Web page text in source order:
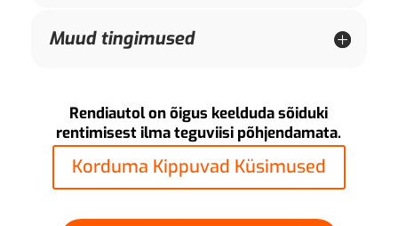
Muud tingimused
Rendiautol on õigus keelduda sõiduki
rentimisest ilma teguviisi põhjendamata.
Korduma Kippuvad Küsimused